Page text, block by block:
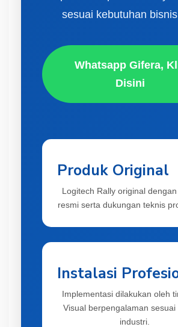
sesuai kebutuhan
Whatsapp Gifera,
Disini
Produk Original
Logitech Rally original
resmi serta dukungan teknis
Instalasi
Implementasi dilakukan oleh
Visual berpengalaman sesuai
industri.